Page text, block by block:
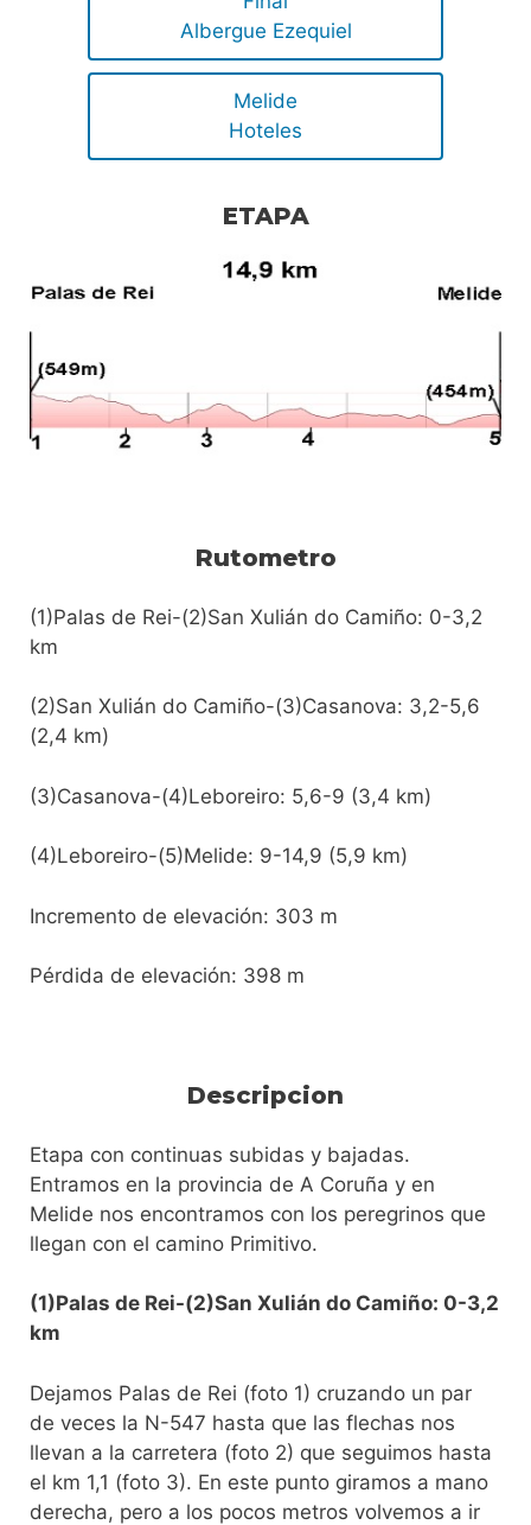
Albergue Ezequiel
Melide
Hoteles
ETAPA
Rutometro
(1)Palas de Rei-(2)San Xulián do Camiño: 0-3,2
km
(2)San Xulián do Camiño-(3)Casanova: 3,2-5,6
(2,4 km)
(3)Casanova-(4)Leboreiro: 5,6-9 (3,4 km)
(4)Leboreiro-(5)Melide: 9-14,9 (5,9 km)
Incremento de elevación: 303 m
Pérdida de elevación: 398 m
Descripcion
Etapa con continuas subidas y bajadas.
Entramos en la provincia de A Coruña y en
Melide nos encontramos con los peregrinos que
llegan con el camino Primitivo.
(1)Palas de Rei-(2)San Xulián do Camiño: 0-3,2
km
Dejamos Palas de Rei (foto 1) cruzando un par
de veces la N-547 hasta que las flechas nos
llevan a la carretera (foto 2) que seguimos hasta
el km 1,1 (foto 3). En este punto giramos a mano
derecha, pero a los pocos metros volvemos a ir